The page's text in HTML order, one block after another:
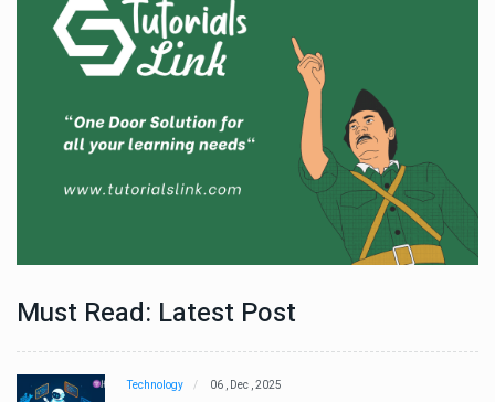
Must Read: Latest Post
Technology 06 , Dec , 2025